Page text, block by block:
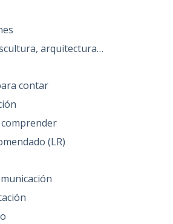
arquitectura…
contar
(LR)